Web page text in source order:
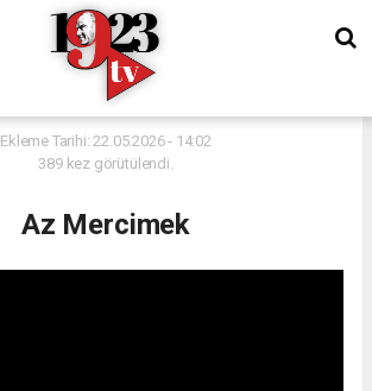
Ekleme Tarihi: 22.05.2026 - 14:02
389 kez görütülendi.
Az Mercimek